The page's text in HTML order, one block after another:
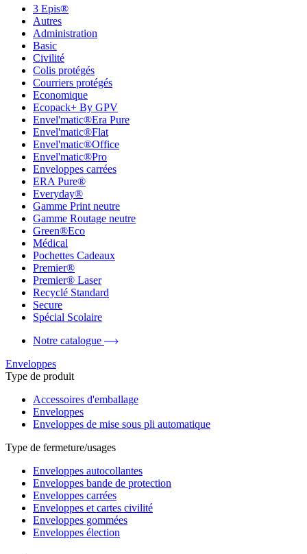
3 Epis®
Autres
Administration
Basic
Civilité
Colis protégés
Courriers protégés
Economique
Ecopack+ By GPV
Envel'matic®Era Pure
Envel'matic®Flat
Envel'matic®Office
Envel'matic®Pro
Enveloppes carrées
ERA Pure®
Everyday®
Gamme Print neutre
Gamme Routage neutre
Green®Eco
Médical
Pochettes Cadeaux
Premier®
Premier® Laser
Recyclé Standard
Secure
Spécial Scolaire
Notre catalogue
Enveloppes
Type de produit
Accessoires d'emballage
Enveloppes
Enveloppes de mise sous pli automatique
Type de fermeture/usages
Enveloppes autocollantes
Enveloppes bande de protection
Enveloppes carrées
Enveloppes et cartes civilité
Enveloppes gommées
Enveloppes élection